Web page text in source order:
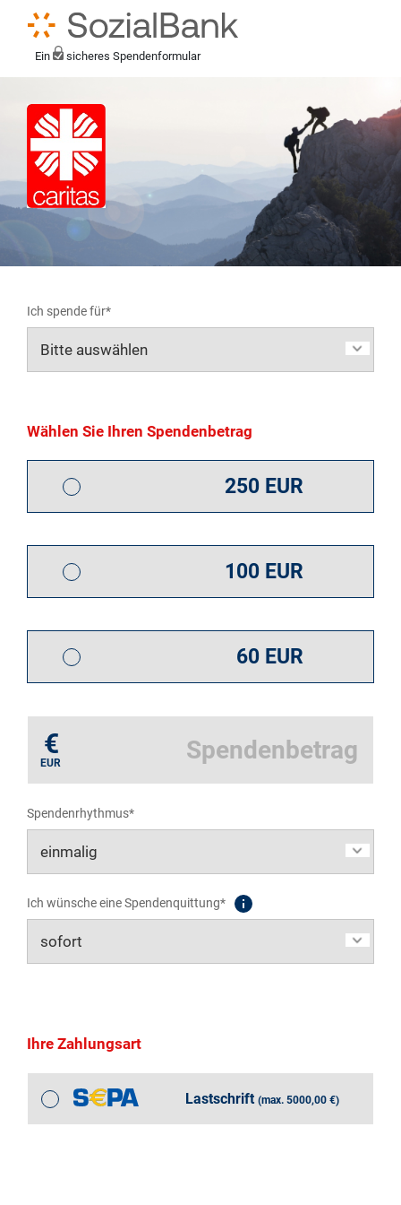
Ein sicheres Spendenformular
Ich spende für*
Wählen Sie Ihren Spendenbetrag
250 EUR
100 EUR
60 EUR
€
EUR
Spendenrhythmus*
Ich wünsche eine Spendenquittung*
Ihre Zahlungsart
Lastschrift (max. 5000,00 €)